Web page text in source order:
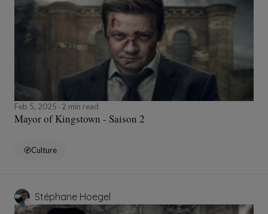
Feb 5, 2025 2 min read
Mayor of Kingstown - Saison 2
Culture
Stéphane Hoegel